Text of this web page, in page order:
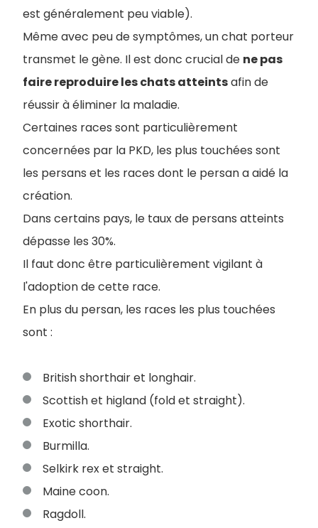
est généralement peu viable).
Même avec peu de symptômes, un chat porteur
transmet le gène. Il est donc crucial de ne pas
faire reproduire les chats atteintsafin de
réussir à éliminer la maladie.
Certaines races sont particulièrement
concernées par la PKD, les plus touchées sont
les persans et les races dont le persan a aidé la
création.
Dans certains pays, le taux de persans atteints
dépasse les 30%.
Il faut donc être particulièrement vigilant à
l'adoption de cette race.
En plus du persan, les races les plus touchées
sont :
British shorthair et longhair.
Scottish et higland (fold et straight).
Exotic shorthair.
Burmilla.
Selkirk rex et straight.
Maine coon.
Ragdoll.